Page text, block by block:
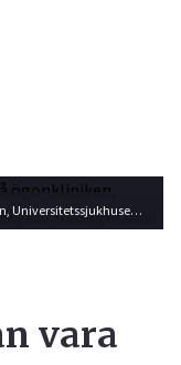
Pierfrancesco Mirabelli, överläkare på ögonkliniken, Universitetssjukhuset Linköping. Foto Region Östergötland
vara